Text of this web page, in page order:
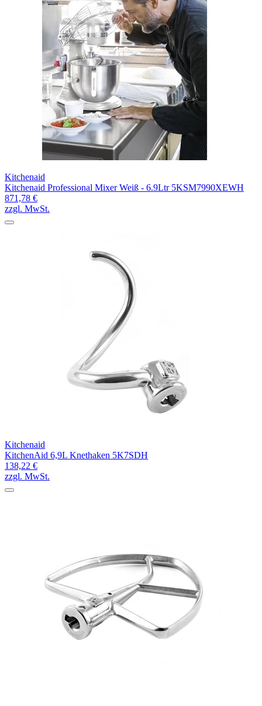
Kitchenaid
Kitchenaid Professional Mixer Weiß - 6.9Ltr 5KSM7990XEWH
871,78 €
zzgl. MwSt.
Kitchenaid
KitchenAid 6,9L Knethaken 5K7SDH
138,22 €
zzgl. MwSt.